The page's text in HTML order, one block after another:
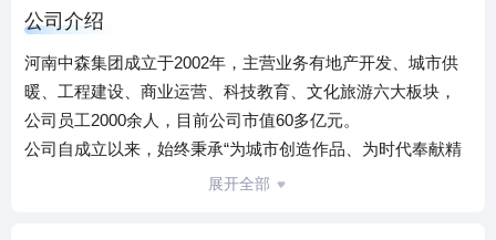
公司介绍
河南中森集团成立于2002年，主营业务有地产开发、城市供
暖、工程建设、商业运营、科技教育、文化旅游六大板块，
公司员工2000余人，目前公司市值60多亿元。
公司自成立以来，始终秉承“为城市创造作品、为时代奉献精
品”的企业宗旨，本着“诚实做人、踏实做事”的企业精神，坚
展开全部